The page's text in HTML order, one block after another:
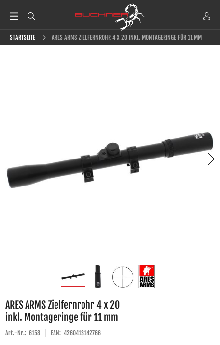
STARTSEITE ARES ARMS ZIELFERNROHR 4 X 20 INKL. MONTAGERINGE FÜR 11 MM
ARES ARMS Zielfernrohr 4 x 20
inkl. Montageringe für 11 mm
Art.-Nr.: 6158 EAN: 4260413142766